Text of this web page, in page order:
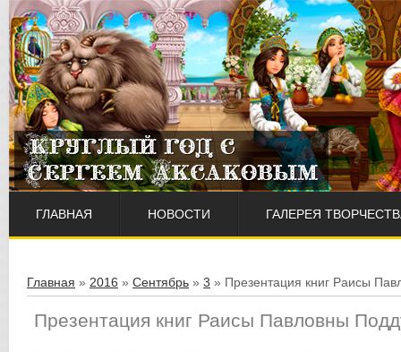
ГЛАВНАЯ НОВОСТИ ГАЛЕРЕЯ
Главная » 2016 » Сентябрь » 3 » Презентация книг Раисы
Презентация книг Раисы Павловны